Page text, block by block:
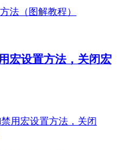
宏设置方法，关闭宏